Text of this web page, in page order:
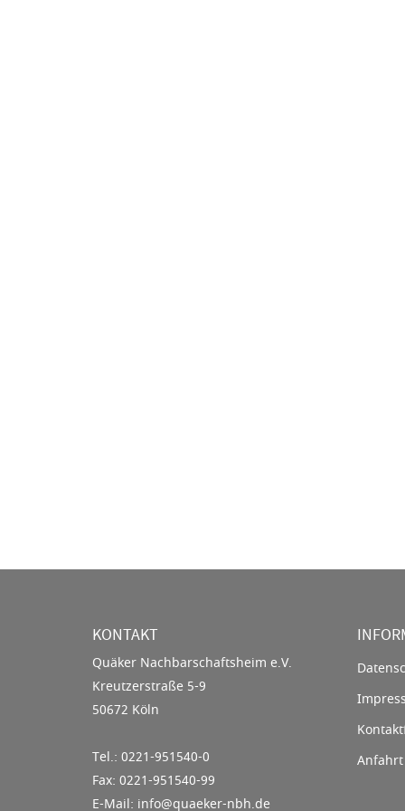
KONTAKT
Quäker Nachbarschaftsheim e.V.
Kreutzerstraße 5-9
50672 Köln
Tel.: 0221-951540-0
Fax: 0221-951540-99
E-Mail: info@quaeker-nbh.de
Anfahrt